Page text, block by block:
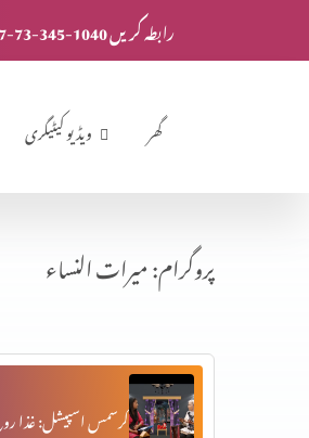
+27-73-345-1040 رابطہ کریں
ویڈیو کیٹیگری گھر
پروگرام: میرات النساء
کرسمس اسپیشل: غذا